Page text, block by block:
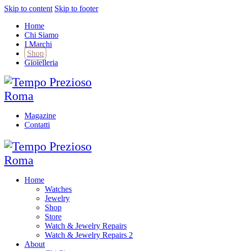
Skip to content Skip to footer
Home
Chi Siamo
I Marchi
Shop
Gioielleria
Magazine
Contatti
Home
Watches
Jewelry
Shop
Store
Watch & Jewelry Repairs
Watch & Jewelry Repairs 2
About